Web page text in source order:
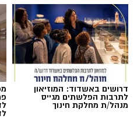
דרושים באשדוד: המוזיאון
לתרבות הפלשתים מגייס
מנהל/ת מחלקת חינוך